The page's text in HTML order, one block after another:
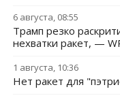
6 августа, 08:55
Трамп резко
нехватки ракет, —
1 августа, 10:36
Нет ракет для